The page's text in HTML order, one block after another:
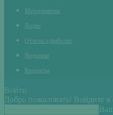
Мероприятия
Видео
Отчеты о рыбалке
Водоемы
Контакты
Войти
Добро пожаловать! Войдите